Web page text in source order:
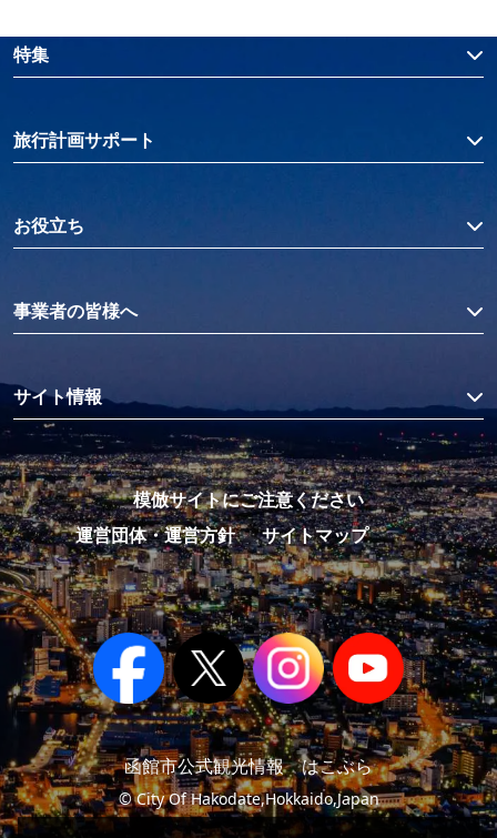
特集
旅行計画サポート
お役立ち
事業者の皆様へ
サイト情報
模倣サイトにご注意ください
運営団体・運営方針
サイトマップ
函館市公式観光情報 はこぶら
© City Of Hakodate,Hokkaido,Japan